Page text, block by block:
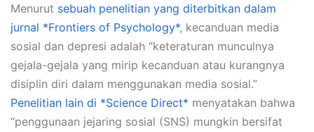
Menurut sebuah penelitian yang diterbitkan dalam
jurnal *Frontiers of Psychology*, kecanduan media
sosial dan depresi adalah “keteraturan munculnya
gejala-gejala yang mirip kecanduan atau kurangnya
disiplin diri dalam menggunakan media sosial.”
Penelitian lain di *Science Direct* menyatakan bahwa
“penggunaan jejaring sosial (SNS) mungkin bersifat